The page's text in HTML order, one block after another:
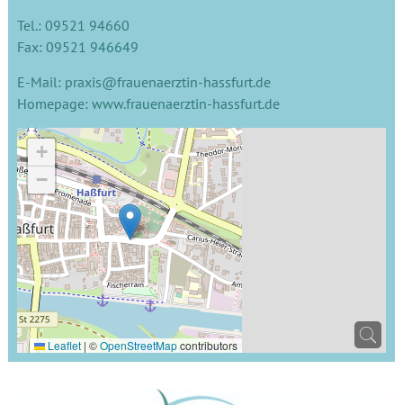
Tel.: 09521 94660
Fax: 09521 946649
E-Mail: praxis@frauenaerztin-hassfurt.de
Homepage: www.frauenaerztin-hassfurt.de
+
−
Leaflet | ©OpenStreetMapcontributors